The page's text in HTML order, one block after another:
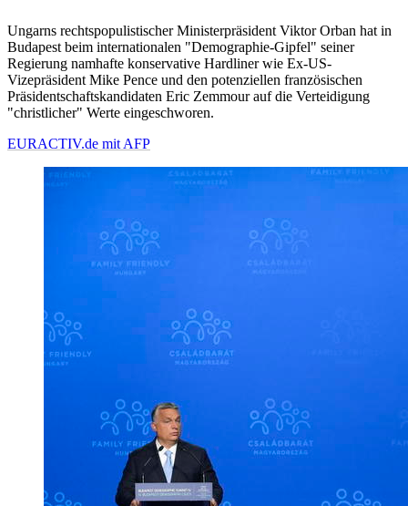
Ungarns rechtspopulistischer Ministerpräsident Viktor Orban hat in
Budapest beim internationalen "Demographie-Gipfel" seiner
Regierung namhafte konservative Hardliner wie Ex-US-
Vizepräsident Mike Pence und den potenziellen französischen
Präsidentschaftskandidaten Eric Zemmour auf die Verteidigung
"christlicher" Werte eingeschworen.
EURACTIV.de mit AFP